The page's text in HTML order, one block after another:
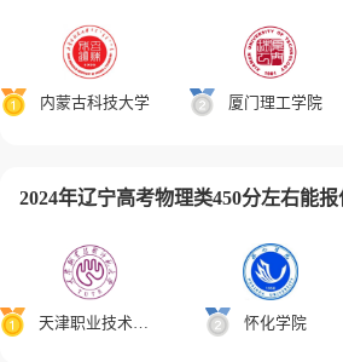
内蒙古科技大学 厦门理工学院
2024年辽宁高考物理类450分左右能
天津职业技术师范大学 怀化学院